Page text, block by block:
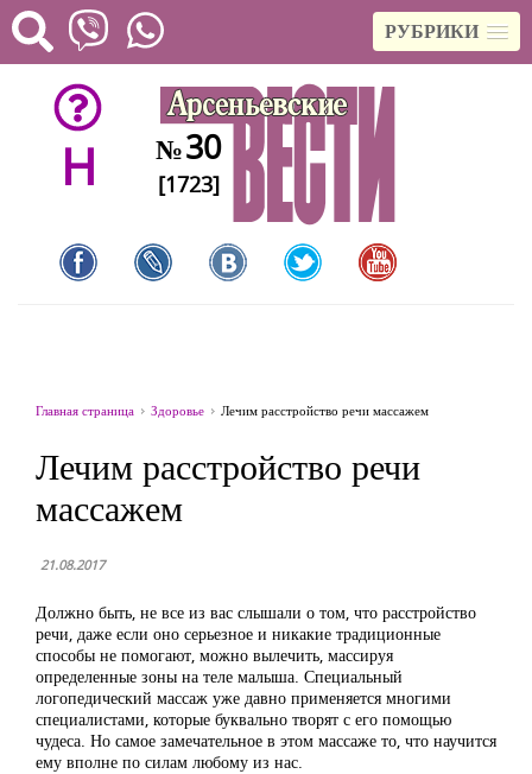
РУБРИКИ
H №30
[1723]
Главная страница Здоровье Лечим расстройство речи массажем
Лечим расстройство речи
массажем
21.08.2017
Должно быть, не все из вас слышали о том, что расстройство
речи, даже если оно серьезное и никакие традиционные
способы не помогают, можно вылечить, массируя
определенные зоны на теле малыша. Специальный
логопедический массаж уже давно применяется многими
специалистами, которые буквально творят с его помощью
чудеса. Но самое замечательное в этом массаже то, что научится
ему вполне по силам любому из нас.